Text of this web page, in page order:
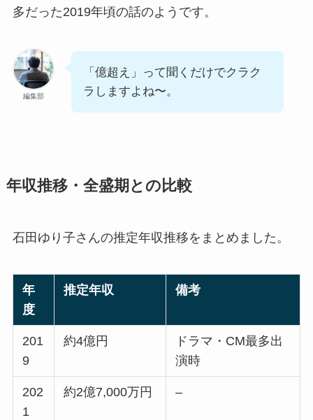
多だった2019年頃の話のようです。
編集部
「億超え」って聞くだけでクラク
ラしますよね〜。
年収推移・全盛期との比較
石田ゆり子さんの推定年収推移をまとめました。
年
度
推定年収 備考
201
9
約4億円
ドラマ・CM最多出
演時
202
1
約2億7,000万円 –